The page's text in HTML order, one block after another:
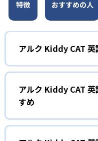
特徴 おすすめの人
アルク Kiddy CAT
1
オリ
レッスンはアルク独自
ティビティで構成される
工夫が行き届いた指導
く英語に親しみ、自然
ナルの演出や年齢に応
アルク Kiddy CAT
すめ